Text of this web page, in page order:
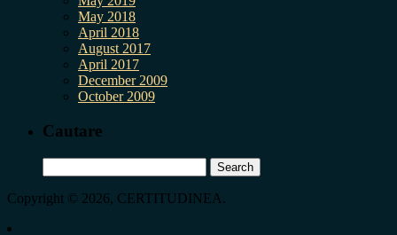
May 2018
April 2018
August 2017
April 2017
December 2009
October 2009
Cautare
for:
Copyright © 2026, CERTITUDINEA.